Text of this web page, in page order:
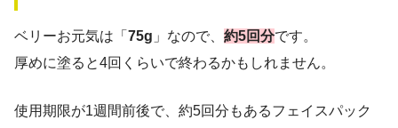
ベリーお元気は「 75g 」なので、 約5回分です。
厚めに塗ると4回くらいで終わるかもしれません。
使用期限が1週間前後で、約5回分もあるフェイスパック